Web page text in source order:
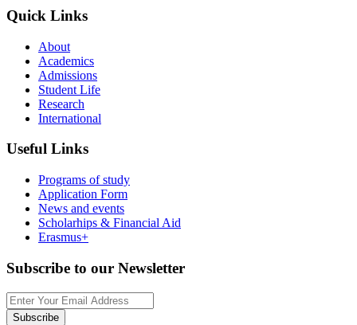
Quick Links
About
Academics
Admissions
Student Life
Research
International
Useful Links
Programs of study
Application Form
News and events
Scholarhips & Financial Aid
Erasmus+
Subscribe to our Newsletter